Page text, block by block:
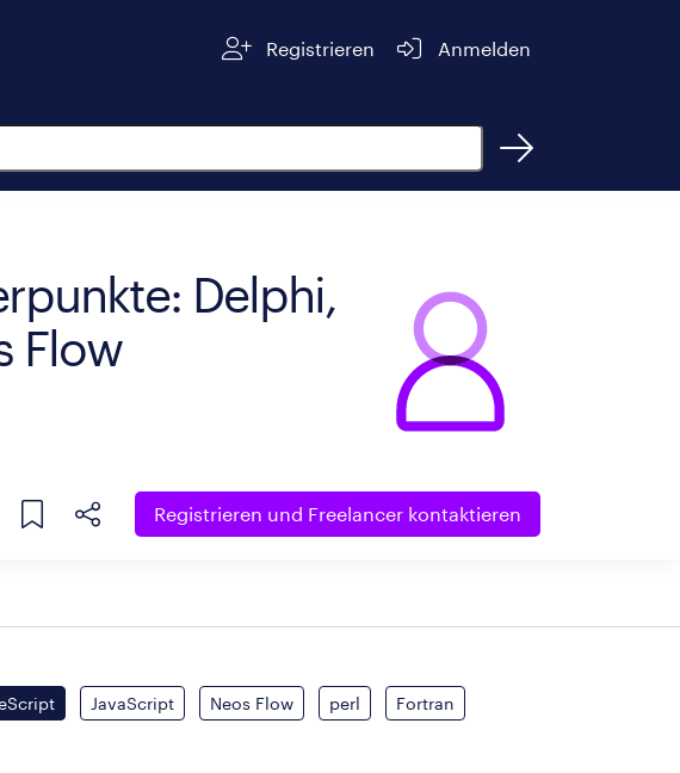
Registrieren Anmelden
Delphi,
Flow
Registrieren und Freelancer kontaktieren
JavaScript Neos Flow perl Fortran